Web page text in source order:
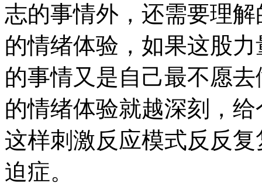
志的事情外，还需要理
的情绪体验，如果这股
的事情又是自己最不愿
的情绪体验就越深刻，
这样刺激反应模式反反
迫症。